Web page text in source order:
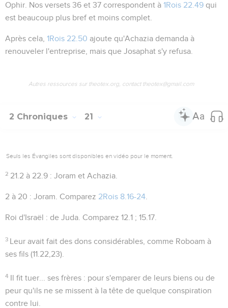
Ophir. Nos versets 36 et 37 correspondent à 1Rois 22.49 qui
est beaucoup plus bref et moins complet.
Après cela, 1Rois 22.50 ajoute qu'Achazia demanda à
renouveler l'entreprise, mais que Josaphat s'y refusa.
Autres ressources sur theotex.org, contact theotex@gmail.com
2 Chroniques 21
Seuls les Évangiles sont disponibles en vidéo pour le moment.
2 21.2 à 22.9 : Joram et Achazia.
2 à 20 : Joram. Comparez 2Rois 8.16-24
Roi d'Israël : de Juda. Comparez 12.1 ; 15.17
3 Leur avait fait des dons considérables , comme Roboam à
ses fils (11.22,23).
4 Il fit tuer... ses frères : pour s'emparer de leurs biens ou de
peur qu'ils ne se missent à la tête de quelque conspiration
contre lui.